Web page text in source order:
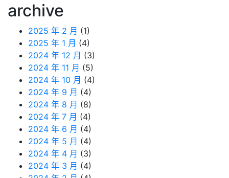
archive
2025 年 2 月 (1)
2025 年 1 月 (4)
2024 年 12 月 (3)
2024 年 11 月 (5)
2024 年 10 月 (4)
2024 年 9 月 (4)
2024 年 8 月 (8)
2024 年 7 月 (4)
2024 年 6 月 (4)
2024 年 5 月 (4)
2024 年 4 月 (3)
2024 年 3 月 (4)